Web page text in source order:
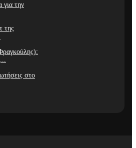
την
της
στο